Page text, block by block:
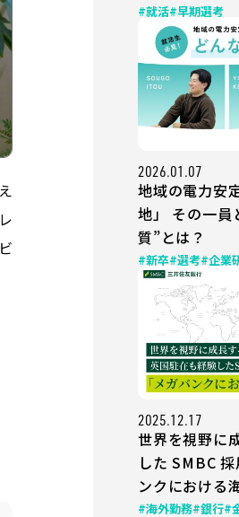
#就活#早期選考
2026.01.07
地域の電力安
地」 その一員
質”とは？
#新卒#選考#企業
2025.12.17
世界を視野に
した SMBC
ンクにおける
#海外勤務#銀行#